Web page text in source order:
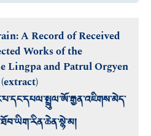
A Record of Received
Works of the
Lingpa and Patrul Orgyen